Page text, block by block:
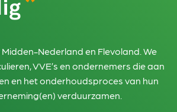
Nederland en Flevoland. We
VVE’s en ondernemers die aan
en het onderhoudsproces van hun
verduurzamen.